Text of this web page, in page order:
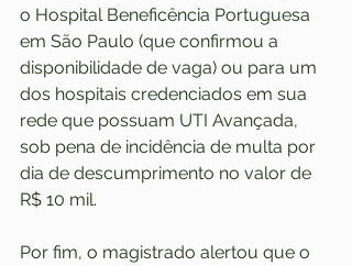
o Hospital Beneficência Portuguesa
em São Paulo (que confirmou a
disponibilidade de vaga) ou para um
dos hospitais credenciados em sua
rede que possuam UTI Avançada,
sob pena de incidência de multa por
dia de descumprimento no valor de
R$ 10 mil.
Por fim, o magistrado alertou que o